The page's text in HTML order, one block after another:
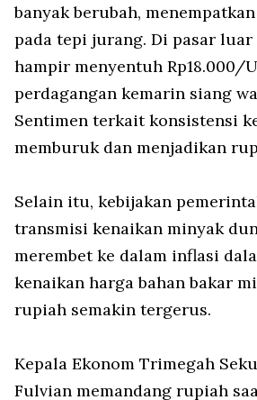
banyak berubah,
pada tepi jurang. Di pasar
hampir menyentuh Rp18.000/
perdagangan kemarin siang
Sentimen terkait konsistensi
memburuk dan menjadikan
Selain itu, kebijakan
transmisi kenaikan minyak
merembet ke dalam inflasi
kenaikan harga bahan bakar
rupiah semakin tergerus.
Kepala Ekonom Trimegah
Fulvian memandang rupiah